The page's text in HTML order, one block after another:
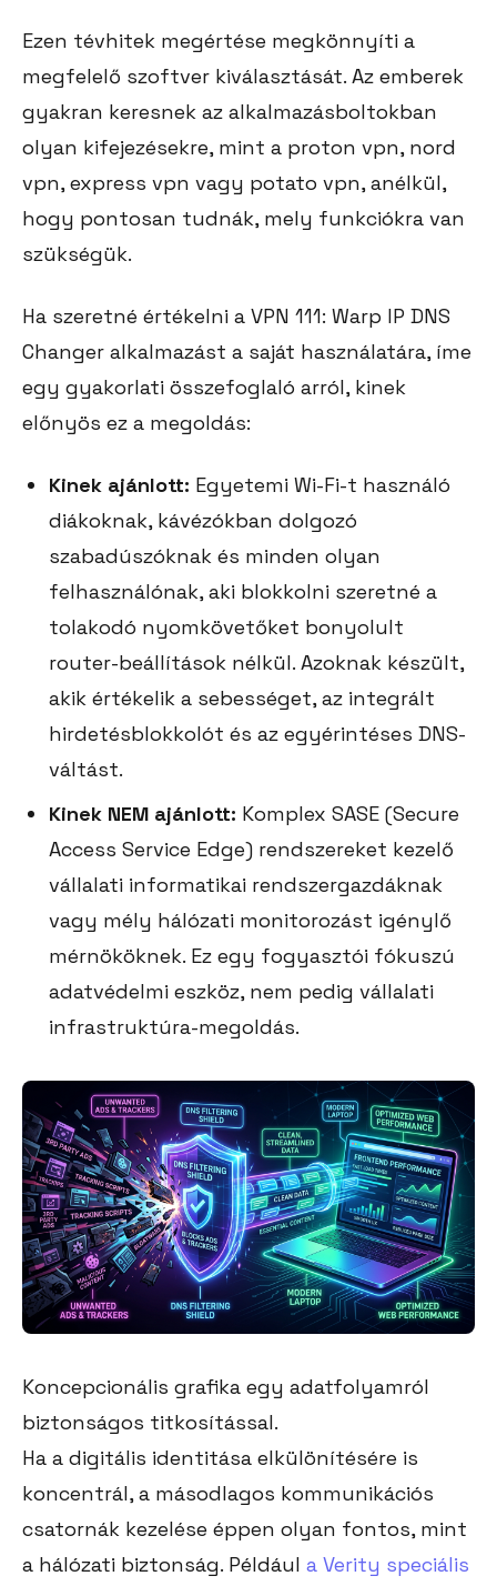
Ezen tévhitek megértése megkönnyíti a
megfelelő szoftver kiválasztását. Az emberek
gyakran keresnek az alkalmazásboltokban
olyan kifejezésekre, mint a proton vpn, nord
vpn, express vpn vagy potato vpn, anélkül,
hogy pontosan tudnák, mely funkciókra van
szükségük.
Ha szeretné értékelni a VPN 111: Warp IP DNS
Changer alkalmazást a saját használatára, íme
egy gyakorlati összefoglaló arról, kinek
előnyös ez a megoldás:
Kinek ajánlott: Egyetemi Wi-Fi-t használó
diákoknak, kávézókban dolgozó
szabadúszóknak és minden olyan
felhasználónak, aki blokkolni szeretné a
tolakodó nyomkövetőket bonyolult
router-beállítások nélkül. Azoknak készült,
akik értékelik a sebességet, az integrált
hirdetésblokkolót és az egyérintéses DNS-
váltást.
Kinek NEM ajánlott: Komplex SASE (Secure
Access Service Edge) rendszereket kezelő
vállalati informatikai rendszergazdáknak
vagy mély hálózati monitorozást igénylő
mérnököknek. Ez egy fogyasztói fókuszú
adatvédelmi eszköz, nem pedig vállalati
infrastruktúra-megoldás.
Koncepcionális grafika egy adatfolyamról
biztonságos titkosítással.
Ha a digitális identitása elkülönítésére is
koncentrál, a másodlagos kommunikációs
csatornák kezelése éppen olyan fontos, mint
a hálózati biztonság. Például a Verity speciális